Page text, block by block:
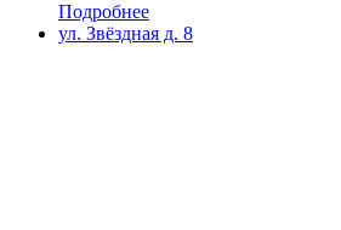
Подробнее
ул. Звёздная д. 8